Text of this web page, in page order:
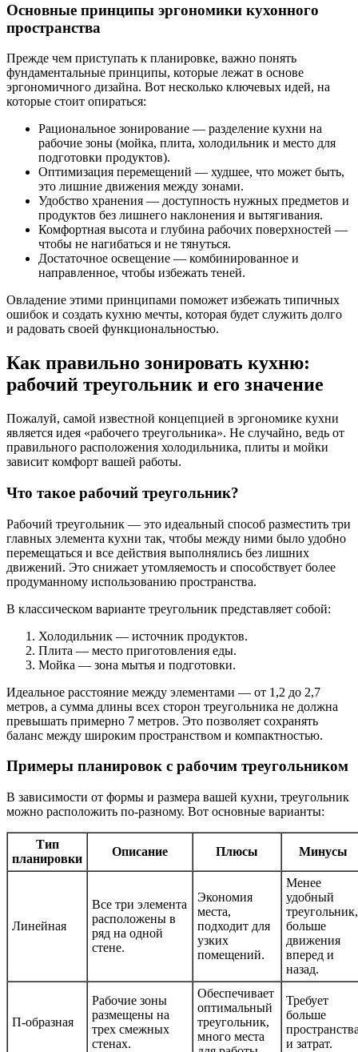
Основные принципы эргономики кухонного
пространства
Прежде чем приступать к планировке, важно понять
фундаментальные принципы, которые лежат в основе
эргономичного дизайна. Вот несколько ключевых идей, на
которые стоит опираться:
Рациональное зонирование — разделение кухни на
рабочие зоны (мойка, плита, холодильник и место для
подготовки продуктов).
Оптимизация перемещений — худшее, что может быть,
это лишние движения между зонами.
Удобство хранения — доступность нужных предметов и
продуктов без лишнего наклонения и вытягивания.
Комфортная высота и глубина рабочих поверхностей —
чтобы не нагибаться и не тянуться.
Достаточное освещение — комбинированное и
направленное, чтобы избежать теней.
Овладение этими принципами поможет избежать типичных
ошибок и создать кухню мечты, которая будет служить долго
и радовать своей функциональностью.
Как правильно зонировать кухню:
рабочий треугольник и его значение
Пожалуй, самой известной концепцией в эргономике кухни
является идея «рабочего треугольника». Не случайно, ведь от
правильного расположения холодильника, плиты и мойки
зависит комфорт вашей работы.
Что такое рабочий треугольник?
Рабочий треугольник — это идеальный способ разместить три
главных элемента кухни так, чтобы между ними было удобно
перемещаться и все действия выполнялись без лишних
движений. Это снижает утомляемость и способствует более
продуманному использованию пространства.
В классическом варианте треугольник представляет собой:
Холодильник — источник продуктов.
Плита — место приготовления еды.
Мойка — зона мытья и подготовки.
Идеальное расстояние между элементами — от 1,2 до 2,7
метров, а сумма длины всех сторон треугольника не должна
превышать примерно 7 метров. Это позволяет сохранять
баланс между широким пространством и компактностью.
Примеры планировок с рабочим треугольником
В зависимости от формы и размера вашей кухни, треугольник
можно расположить по-разному. Вот основные варианты:
Тип
планировки
Описание Плюсы Минусы
Линейная
Все три элемента
расположены в
ряд на одной
стене.
Экономия
места,
подходит для
узких
помещений.
Менее
удобный
треугольник,
больше
движения
вперед и
назад.
П-образная
Рабочие зоны
размещены на
трех смежных
стенах.
Обеспечивает
оптимальный
треугольник,
много места
Требует
больше
и затрат.